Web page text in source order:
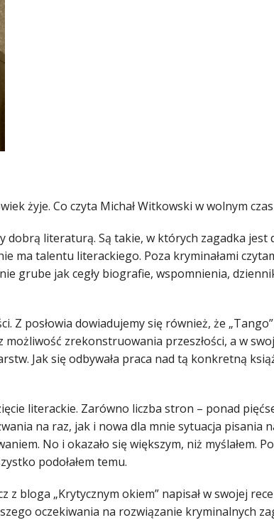
żyje. Co czyta Michał Witkowski w wolnym
dobrą literaturą. Są takie, w których zagadka jest
ma talentu literackiego. Poza kryminałami
grube jak cegły biografie, wspomnienia,
Z posłowia dowiadujemy się również, że
możliwość zrekonstruowania przeszłości, a w
Jak się odbywała praca nad tą konkretną
literackie. Zarówno liczba stron – ponad
na raz, jak i nowa dla mnie sytuacja pisania
No i okazało się większym, niż myślałem.
podołałem temu.
z bloga „Krytycznym okiem” napisał w swojej
oczekiwania na rozwiązanie kryminalnych